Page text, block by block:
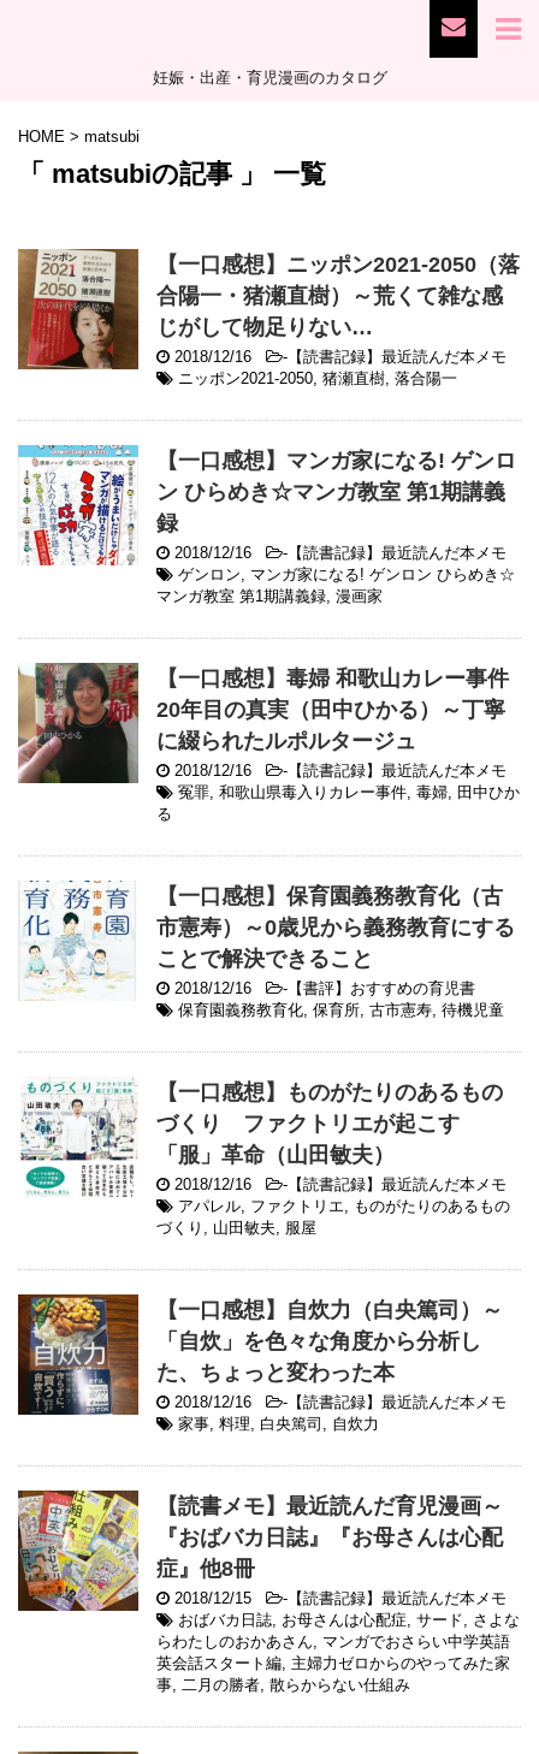
妊娠・出産・育児漫画のカタログ
HOME > matsubi
「 matsubiの記事 」 一覧
【一口感想】ニッポン2021-2050（落
合陽一・猪瀬直樹）～荒くて雑な感
じがして物足りない…
2018/12/16 - 【読書記録】最近読んだ本メモ
ニッポン2021-2050, 猪瀬直樹, 落合陽一
【一口感想】マンガ家になる! ゲンロ
ン ひらめき☆マンガ教室 第1期講義
録
2018/12/16 - 【読書記録】最近読んだ本メモ
ゲンロン, マンガ家になる! ゲンロン ひらめき☆
マンガ教室 第1期講義録, 漫画家
【一口感想】毒婦 和歌山カレー事件
20年目の真実（田中ひかる）～丁寧
に綴られたルポルタージュ
2018/12/16 - 【読書記録】最近読んだ本メモ
冤罪, 和歌山県毒入りカレー事件, 毒婦, 田中ひか
る
【一口感想】保育園義務教育化（古
市憲寿）～0歳児から義務教育にする
ことで解決できること
2018/12/16 - 【書評】おすすめの育児書
保育園義務教育化, 保育所, 古市憲寿, 待機児童
【一口感想】ものがたりのあるもの
づくり ファクトリエが起こす
「服」革命（山田敏夫）
2018/12/16 - 【読書記録】最近読んだ本メモ
アパレル, ファクトリエ, ものがたりのあるもの
づくり , 山田敏夫, 服屋
【一口感想】自炊力（白央篤司）～
「自炊」を色々な角度から分析し
た、ちょっと変わった本
2018/12/16 - 【読書記録】最近読んだ本メモ
家事, 料理, 白央篤司 , 自炊力
【読書メモ】最近読んだ育児漫画～
『おばバカ日誌』『お母さんは心配
症』他8冊
2018/12/15 - 【読書記録】最近読んだ本メモ
おばバカ日誌, お母さんは心配症, サード, さよな
らわたしのおかあさん, マンガでおさらい中学英語
英会話スタート編, 主婦力ゼロからのやってみた家
事, 二月の勝者, 散らからない仕組み